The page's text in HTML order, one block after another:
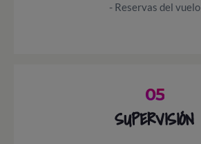
- Reservas del vuelo
05
SUPERVISIÓN